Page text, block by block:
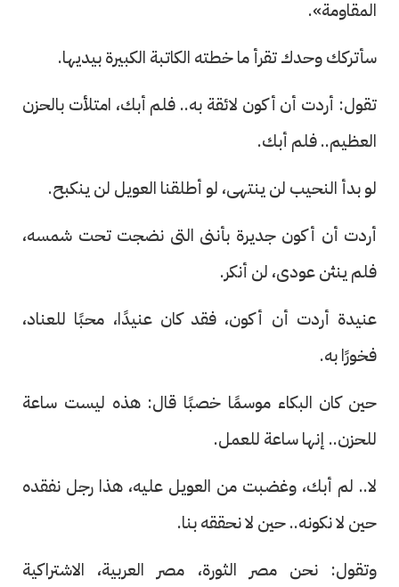
المقاومة».
سأتركك وحدك تقرأ ما خطته الكاتبة الكبيرة بيديها.
تقول: أردت أن أكون لائقة به.. فلم أبك، امتلأت بالحزن
العظيم.. فلم أبك.
لو بدأ النحيب لن ينتهى، لو أطلقنا العويل لن ينكبح.
أردت أن أكون جديرة بأننى التى نضجت تحت شمسه،
فلم ينثن عودى، لن أنكر.
عنيدة أردت أن أكون، فقد كان عنيدًا، محبًا للعناد،
فخورًا به.
حين كان البكاء موسمًا خصبًا قال: هذه ليست ساعة
للحزن.. إنها ساعة للعمل.
لا.. لم أبك، وغضبت من العويل عليه، هذا رجل نفقده
حين لا نكونه.. حين لا نحققه بنا.
وتقول: نحن مصر الثورة، مصر العربية، الاشتراكية